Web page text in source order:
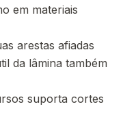
em materiais
arestas afiadas
da lâmina também
suporta cortes